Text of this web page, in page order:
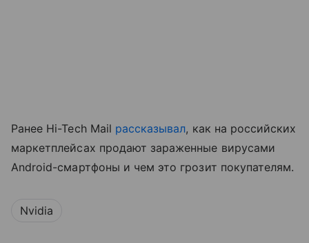
Ранее Hi-Tech Mail рассказывал, как на российских
маркетплейсах продают зараженные вирусами
Android-смартфоны и чем это грозит покупателям.
Nvidia